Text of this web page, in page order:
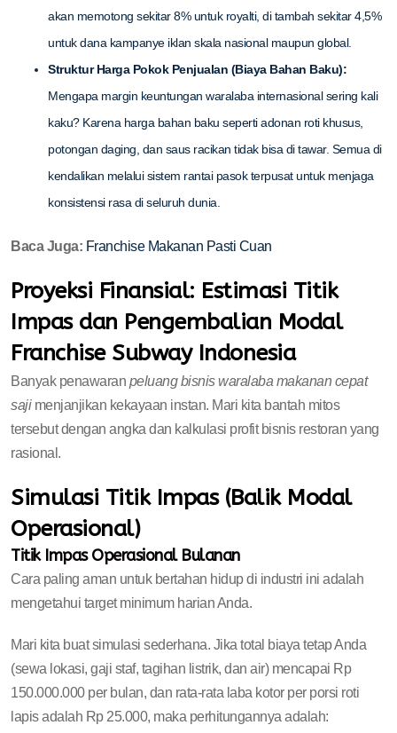
akan memotong sekitar 8% untuk royalti, di tambah sekitar 4,5%
untuk dana kampanye iklan skala nasional maupun global.
Struktur Harga Pokok Penjualan (Biaya Bahan Baku):
Mengapa margin keuntungan waralaba internasional sering kali
kaku? Karena harga bahan baku seperti adonan roti khusus,
potongan daging, dan saus racikan tidak bisa di tawar. Semua di
kendalikan melalui sistem rantai pasok terpusat untuk menjaga
konsistensi rasa di seluruh dunia.
Baca Juga: Franchise Makanan Pasti Cuan
Proyeksi Finansial: Estimasi Titik
Impas dan Pengembalian Modal
Franchise Subway Indonesia
Banyak penawaran peluang bisnis waralaba makanan cepat
sajimenjanjikan kekayaan instan. Mari kita bantah mitos
tersebut dengan angka dan kalkulasi profit bisnis restoran yang
rasional.
Simulasi Titik Impas (Balik Modal
Operasional)
Titik Impas Operasional Bulanan
Cara paling aman untuk bertahan hidup di industri ini adalah
mengetahui target minimum harian Anda.
Mari kita buat simulasi sederhana. Jika total biaya tetap Anda
(sewa lokasi, gaji staf, tagihan listrik, dan air) mencapai Rp
150.000.000 per bulan, dan rata-rata laba kotor per porsi roti
lapis adalah Rp 25.000, maka perhitungannya adalah: